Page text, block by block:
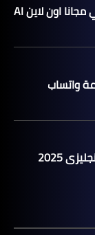
إزالة الملابس بالذكاء الاصطناعي مجانا اون لاين AI
واتساب
2025